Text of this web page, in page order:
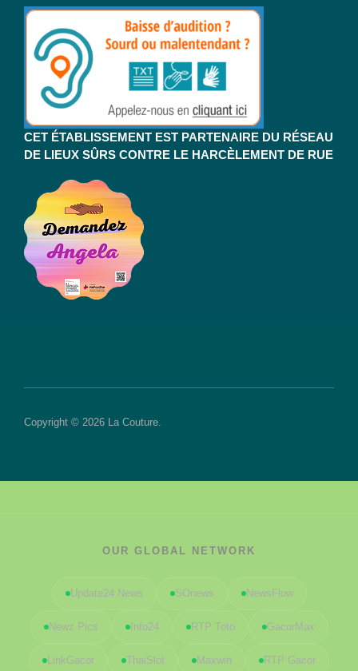
CET ÉTABLISSEMENT EST PARTENAIRE DU RÉSEAU
DE LIEUX SÛRS CONTRE LE HARCÈLEMENT DE RUE
Copyright © 2026 La Couture.
OUR GLOBAL NETWORK
Update24 News SOnews NewsFlow
Newz Pics Info24 RTP Toto GacorMax
LinkGacor ThaiSlot Maxwin RTP Gacor